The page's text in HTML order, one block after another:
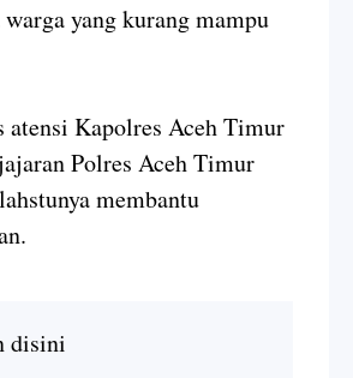
yang kurang mampu
atensi Kapolres Aceh Timur
Polres Aceh Timur
membantu
disini